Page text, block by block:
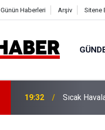
Günün Haberleri Arşiv Sitene
19:32 Sıcak